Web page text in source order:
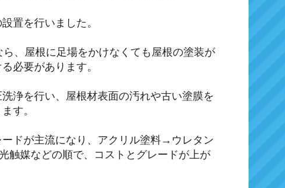
置を行いました。
、屋根に足場をかけなくても屋根の塗装が
必要があります。
浄を行い、屋根材表面の汚れや古い塗膜を
す。
ドが主流になり、アクリル塗料→ウレタン
媒などの順で、コストとグレードが上が